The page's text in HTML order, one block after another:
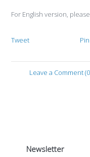
For English version,
Tweet
Leave a Comment
Newsletter